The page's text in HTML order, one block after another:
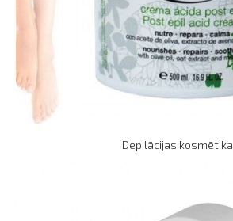
Depilācijas kosmētika